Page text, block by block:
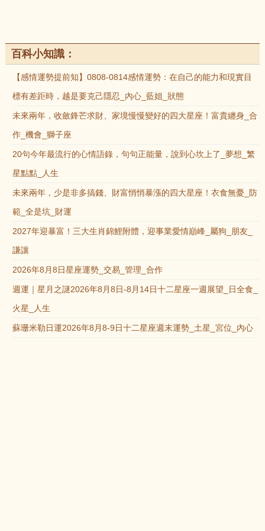
百科小知識：
【感情運勢提前知】0808-0814感情運勢：在自己的能力和現實目
標有差距時，越是要克己隱忍_內心_藍姐_狀態
未來兩年，收斂鋒芒求財、家境慢慢變好的四大星座！富貴纏身_合
作_機會_獅子座
20句今年最流行的心情語錄，句句正能量，說到心坎上了_夢想_繁
星點點_人生
未來兩年，少是非多搞錢、財富悄悄暴漲的四大星座！衣食無憂_防
範_全是坑_財運
2027年迎暴富！三大生肖錦鯉附體，迎事業愛情巔峰_屬狗_朋友_
謙讓
2026年8月8日星座運勢_交易_管理_合作
週運｜星月之謎2026年8月8日-8月14日十二星座一週展望_日全食_
火星_人生
蘇珊米勒日運2026年8月8-9日十二星座週末運勢_土星_宮位_內心